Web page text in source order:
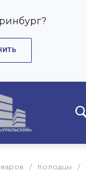
/ Колодцы /